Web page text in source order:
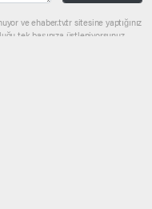
ve ehaber.tv.tr sitesine yaptığınız
tek başınıza üstleniyorsunuz.